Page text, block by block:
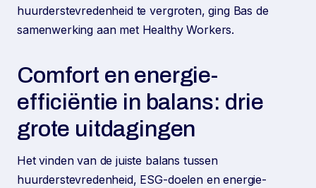
huurderstevredenheid te vergroten, ging Bas de
samenwerking aan met Healthy Workers.
Comfort en energie-
efficiëntie in balans: drie
grote uitdagingen
Het vinden van de juiste balans tussen
huurderstevredenheid, ESG-doelen en energie-